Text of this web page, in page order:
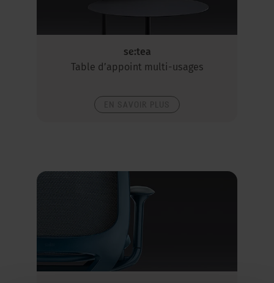
se:tea
Table d’appoint multi-usages